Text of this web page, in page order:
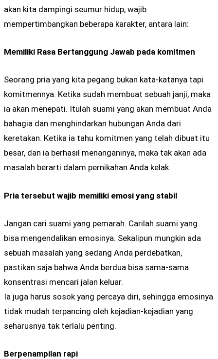
akan kita dampingi seumur hidup, wajib
mempertimbangkan beberapa karakter, antara lain:
Memiliki Rasa Bertanggung Jawab pada komitmen
Seorang pria yang kita pegang bukan kata-katanya tapi
komitmennya. Ketika sudah membuat sebuah janji, maka
ia akan menepati. Itulah suami yang akan membuat Anda
bahagia dan menghindarkan hubungan Anda dari
keretakan. Ketika ia tahu komitmen yang telah dibuat itu
besar, dan ia berhasil menanganinya, maka tak akan ada
masalah berarti dalam pernikahan Anda kelak.
Pria tersebut wajib memiliki emosi yang stabil
Jangan cari suami yang pemarah. Carilah suami yang
bisa mengendalikan emosinya. Sekalipun mungkin ada
sebuah masalah yang sedang Anda perdebatkan,
pastikan saja bahwa Anda berdua bisa sama-sama
konsentrasi mencari jalan keluar.
Ia juga harus sosok yang percaya diri, sehingga emosinya
tidak mudah terpancing oleh kejadian-kejadian yang
seharusnya tak terlalu penting.
Berpenampilan rapi